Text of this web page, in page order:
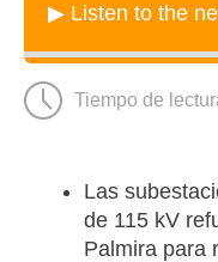
▶ Listen to the
Tiempo de
Las
de 115 kV
Palmira para